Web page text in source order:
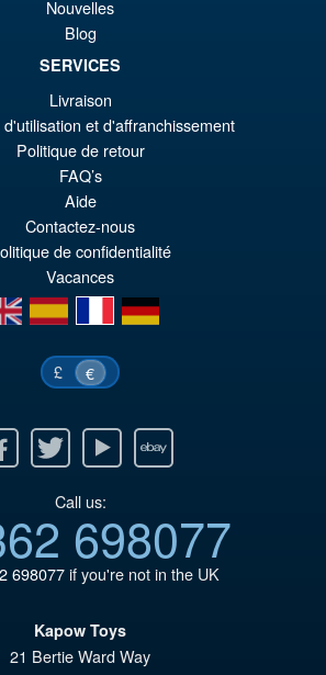
Comics – Absolute Batman
1/12 Scale Action Figure
PRÉ COMMANDE
Nouvelles
Blog
SERVICES
Livraison
et d'affranchissement
Politique de retour
FAQ’s
Aide
Contactez-nous
de confidentialité
Vacances
es fr de
£ €
Youtube Ebay
Call us:
698077
698077if you're not in the UK
Kapow Toys
21 Bertie Ward Way